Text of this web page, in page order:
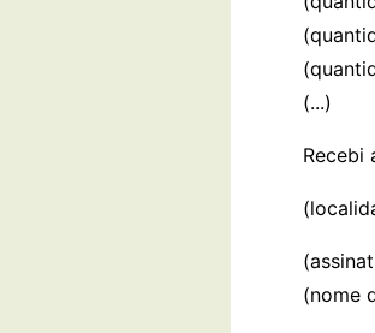
(...)
Recebi
(nome